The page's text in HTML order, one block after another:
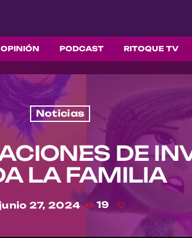
PODCAST RITOQUE TV
Noticias
DE
LA FAMILIA
27, 2024 19